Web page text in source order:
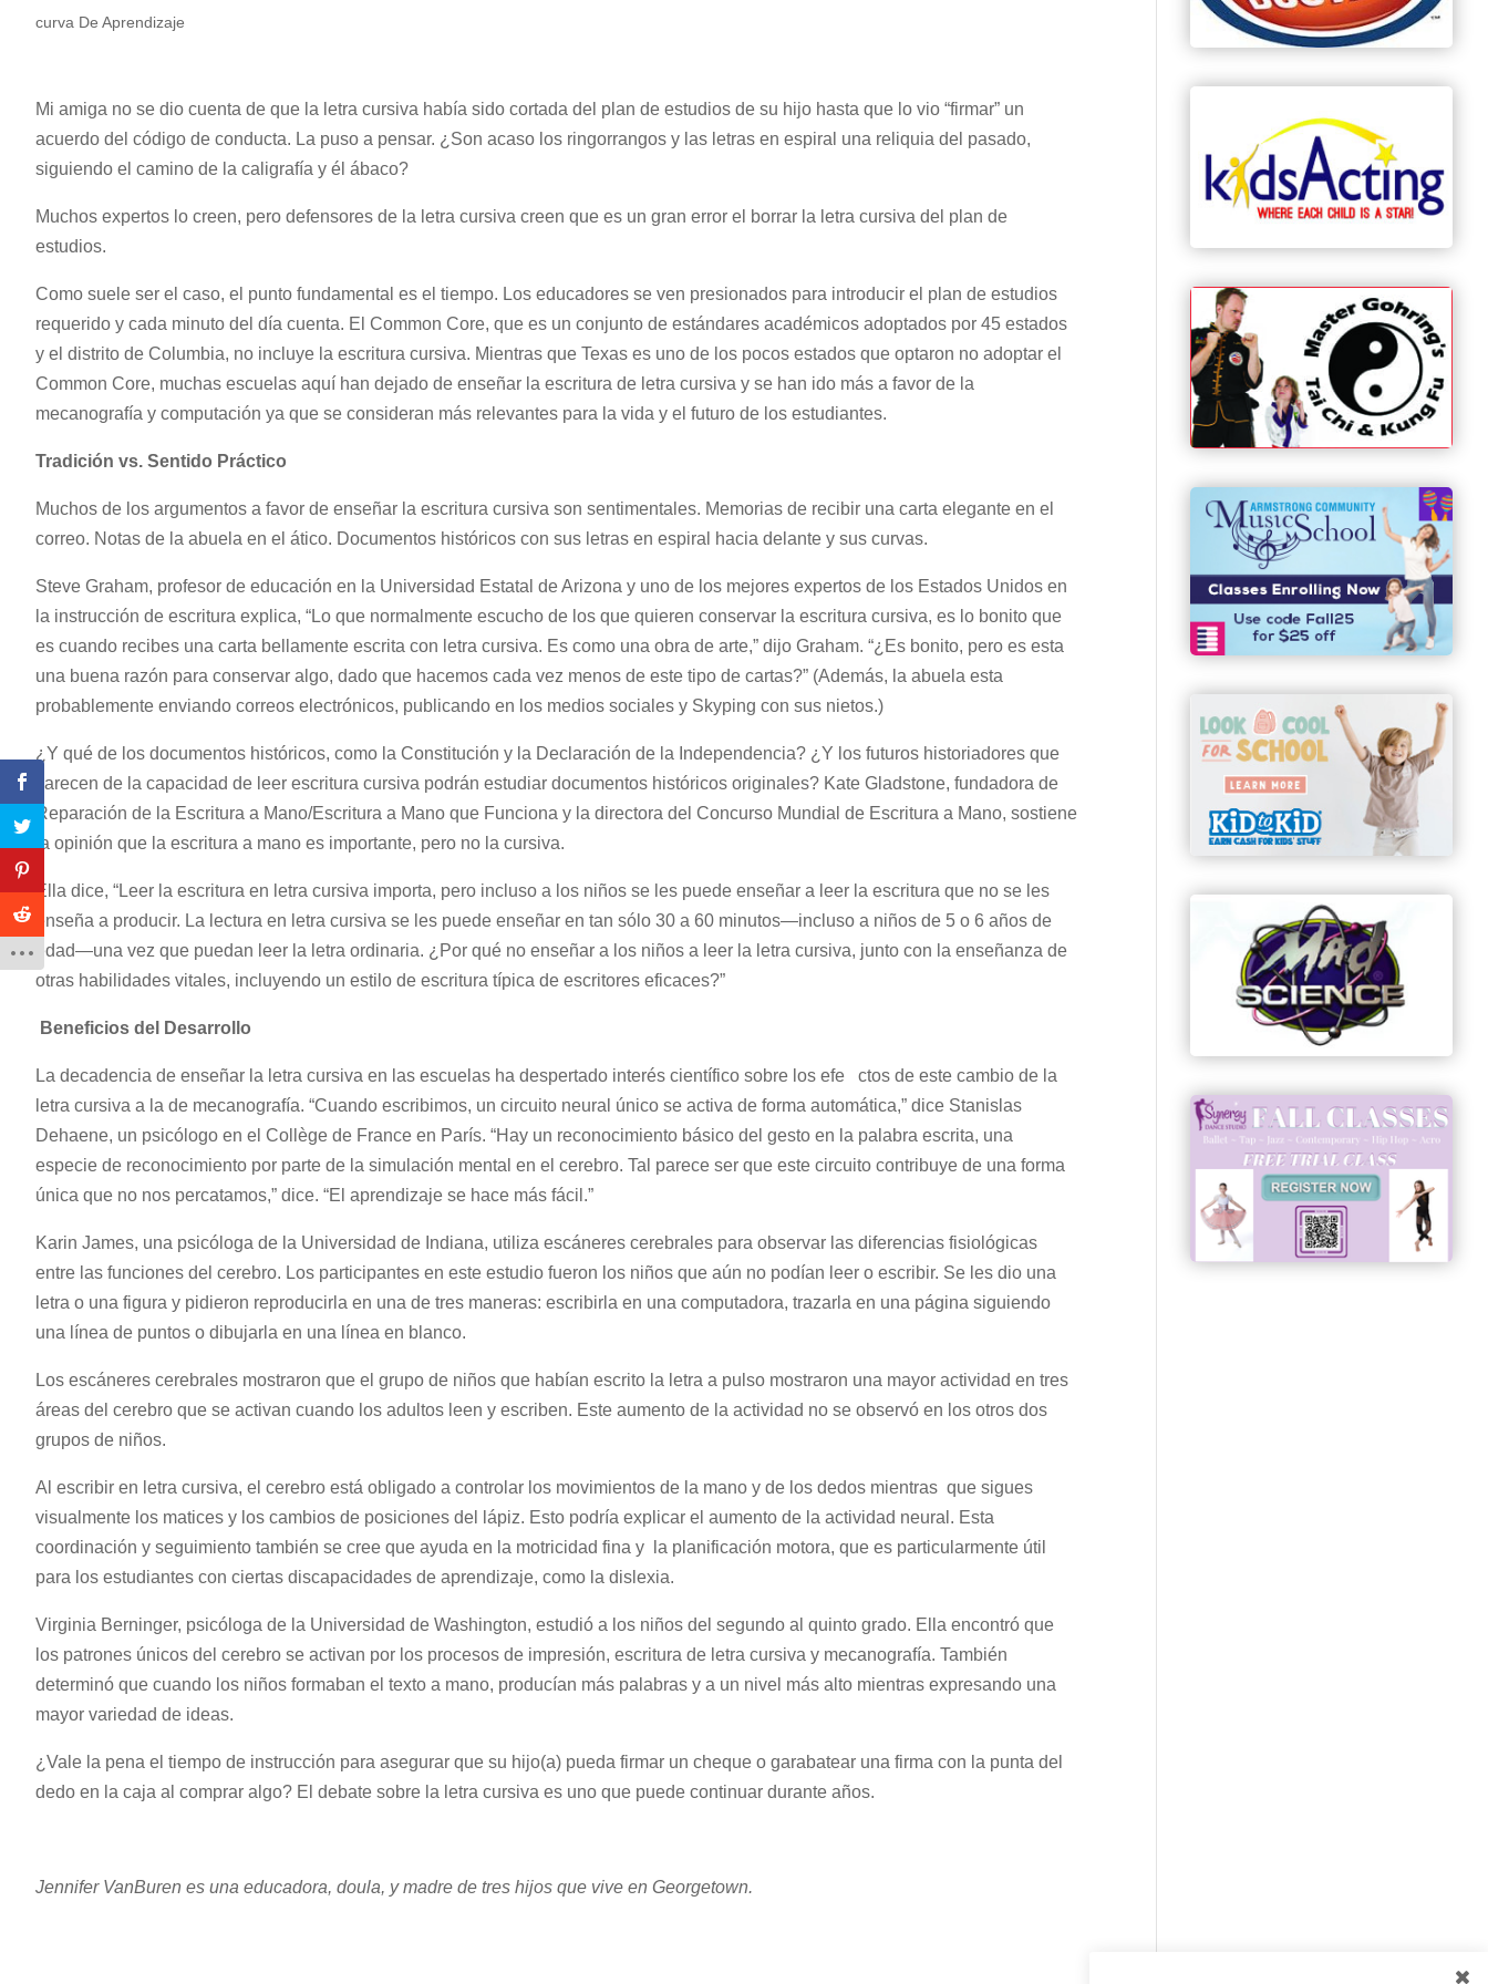
curva De Aprendizaje
Mi amiga no se dio cuenta de que la letra cursiva había sido cortada del plan de estudios de su hijo hasta que lo vio “firmar” un
acuerdo del código de conducta. La puso a pensar. ¿Son acaso los ringorrangos y las letras en espiral una reliquia del pasado,
siguiendo el camino de la caligrafía y él ábaco?
Muchos expertos lo creen, pero defensores de la letra cursiva creen que es un gran error el borrar la letra cursiva del plan de
estudios.
Como suele ser el caso, el punto fundamental es el tiempo. Los educadores se ven presionados para introducir el plan de estudios
requerido y cada minuto del día cuenta. El Common Core, que es un conjunto de estándares académicos adoptados por 45 estados
y el distrito de Columbia, no incluye la escritura cursiva. Mientras que Texas es uno de los pocos estados que optaron no adoptar el
Common Core, muchas escuelas aquí han dejado de enseñar la escritura de letra cursiva y se han ido más a favor de la
mecanografía y computación ya que se consideran más relevantes para la vida y el futuro de los estudiantes.
Tradición vs. Sentido Práctico
Muchos de los argumentos a favor de enseñar la escritura cursiva son sentimentales. Memorias de recibir una carta elegante en el
correo. Notas de la abuela en el ático. Documentos históricos con sus letras en espiral hacia delante y sus curvas.
Steve Graham, profesor de educación en la Universidad Estatal de Arizona y uno de los mejores expertos de los Estados Unidos en
la instrucción de escritura explica, “Lo que normalmente escucho de los que quieren conservar la escritura cursiva, es lo bonito que
es cuando recibes una carta bellamente escrita con letra cursiva. Es como una obra de arte,” dijo Graham. “¿Es bonito, pero es esta
una buena razón para conservar algo, dado que hacemos cada vez menos de este tipo de cartas?” (Además, la abuela esta
probablemente enviando correos electrónicos, publicando en los medios sociales y Skyping con sus nietos.)
¿Y qué de los documentos históricos, como la Constitución y la Declaración de la Independencia? ¿Y los futuros historiadores que
carecen de la capacidad de leer escritura cursiva podrán estudiar documentos históricos originales? Kate Gladstone, fundadora de
Reparación de la Escritura a Mano/Escritura a Mano que Funciona y la directora del Concurso Mundial de Escritura a Mano, sostiene
la opinión que la escritura a mano es importante, pero no la cursiva.
Ella dice, “Leer la escritura en letra cursiva importa, pero incluso a los niños se les puede enseñar a leer la escritura que no se les
enseña a producir. La lectura en letra cursiva se les puede enseñar en tan sólo 30 a 60 minutos—incluso a niños de 5 o 6 años de
edad—una vez que puedan leer la letra ordinaria. ¿Por qué no enseñar a los niños a leer la letra cursiva, junto con la enseñanza de
otras habilidades vitales, incluyendo un estilo de escritura típica de escritores eficaces?”
Beneficios del Desarrollo
La decadencia de enseñar la letra cursiva en las escuelas ha despertado interés científico sobre los efe ctos de este cambio de la
letra cursiva a la de mecanografía. “Cuando escribimos, un circuito neural único se activa de forma automática,” dice Stanislas
Dehaene, un psicólogo en el Collège de France en París. “Hay un reconocimiento básico del gesto en la palabra escrita, una
especie de reconocimiento por parte de la simulación mental en el cerebro. Tal parece ser que este circuito contribuye de una forma
única que no nos percatamos,” dice. “El aprendizaje se hace más fácil.”
Karin James, una psicóloga de la Universidad de Indiana, utiliza escáneres cerebrales para observar las diferencias fisiológicas
entre las funciones del cerebro. Los participantes en este estudio fueron los niños que aún no podían leer o escribir. Se les dio una
letra o una figura y pidieron reproducirla en una de tres maneras: escribirla en una computadora, trazarla en una página siguiendo
una línea de puntos o dibujarla en una línea en blanco.
Los escáneres cerebrales mostraron que el grupo de niños que habían escrito la letra a pulso mostraron una mayor actividad en tres
áreas del cerebro que se activan cuando los adultos leen y escriben. Este aumento de la actividad no se observó en los otros dos
grupos de niños.
Al escribir en letra cursiva, el cerebro está obligado a controlar los movimientos de la mano y de los dedos mientras que sigues
visualmente los matices y los cambios de posiciones del lápiz. Esto podría explicar el aumento de la actividad neural. Esta
coordinación y seguimiento también se cree que ayuda en la motricidad fina y la planificación motora, que es particularmente útil
para los estudiantes con ciertas discapacidades de aprendizaje, como la dislexia.
Virginia Berninger, psicóloga de la Universidad de Washington, estudió a los niños del segundo al quinto grado. Ella encontró que
los patrones únicos del cerebro se activan por los procesos de impresión, escritura de letra cursiva y mecanografía. También
determinó que cuando los niños formaban el texto a mano, producían más palabras y a un nivel más alto mientras expresando una
mayor variedad de ideas.
¿Vale la pena el tiempo de instrucción para asegurar que su hijo(a) pueda firmar un cheque o garabatear una firma con la punta del
dedo en la caja al comprar algo? El debate sobre la letra cursiva es uno que puede continuar durante años.
Jennifer VanBuren es una educadora, doula, y madre de tres hijos que vive en Georgetown.